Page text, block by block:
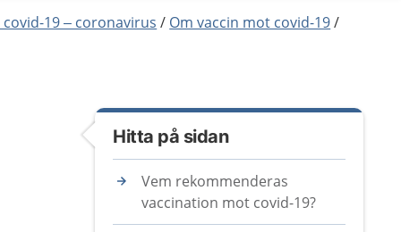
covid-19 – coronavirus
Om vaccin mot covid-19
Hitta på sidan
Vem rekommenderas
vaccination mot covid-19?